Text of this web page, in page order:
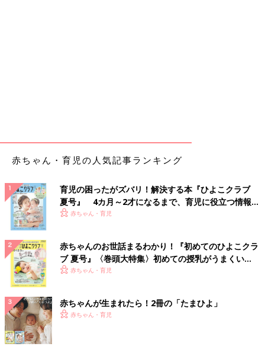
赤ちゃん・育児の人気記事ランキング
育児の困ったがズバリ！解決する本『ひよこクラブ
夏号』 4カ月～2才になるまで、育児に役立つ情報が
いっぱい！
赤ちゃん・育児
赤ちゃんのお世話まるわかり！『初めてのひよこクラ
ブ 夏号』〈巻頭大特集〉初めての授乳がうまくい
く！ おっぱい・ミルクの基本と夏のトラブル 解決テ
赤ちゃん・育児
赤ちゃんが生まれたら！2冊の「たまひよ」
赤ちゃん・育児